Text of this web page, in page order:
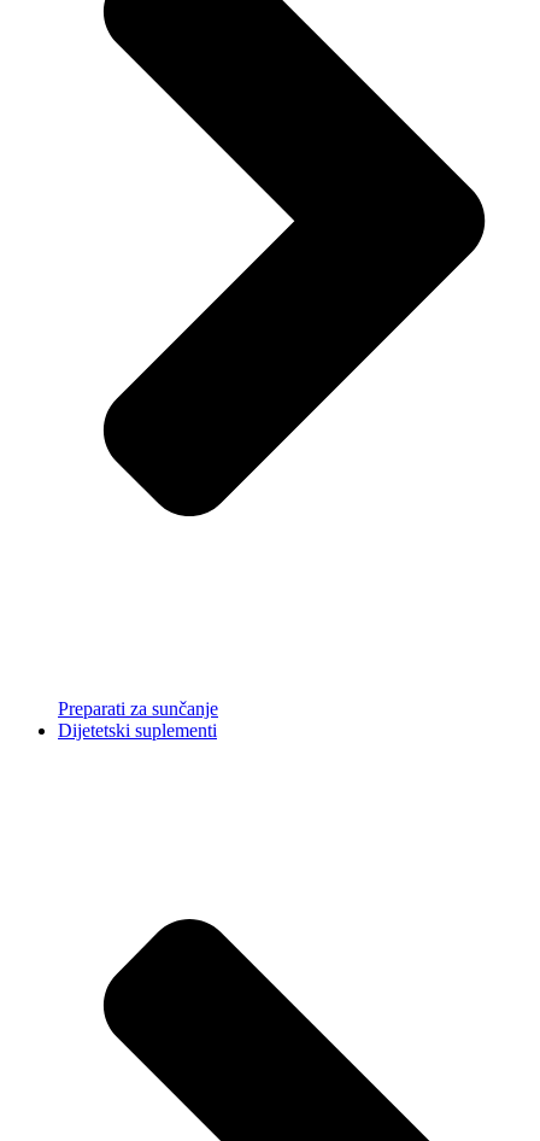
Preparati za sunčanje
Dijetetski suplementi